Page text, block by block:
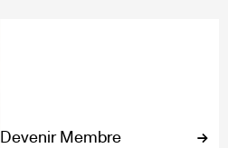
Devenir Membre